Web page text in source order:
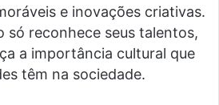
e inovações criativas.
só reconhece seus talentos,
a importância cultural que
têm na sociedade.